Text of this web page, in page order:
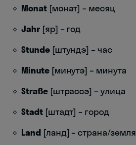
Monat[монат] – месяц
Jahr[яр] – год
Stunde[штундэ] – час
Minute[минутэ] – минута
Straße[штрассэ] – улица
Stadt[штадт] – город
Land [ланд] – страна/земля